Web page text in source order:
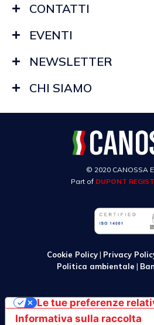
CONTATTI
EVENTI
NEWSLETTER
CHI SIAMO
© 2020 CANOSSA
Part of DUPONT
Cookie Policy| Privacy
Politica ambientale |
Informativa sulla raccolta
Le tue preferenze